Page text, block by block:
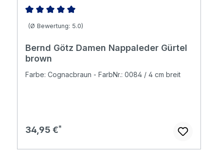
Durchschnittliche Bewertung von 5 von 5 Sternen
(Ø Bewertung: 5.0)
Bernd Götz Damen Nappaleder Gürtel
brown
Farbe: Cognacbraun - FarbNr.: 0084 / 4 cm breit
Regulärer Preis:
34,95 €